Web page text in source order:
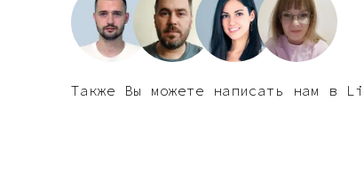
Также Вы можете написать нам в